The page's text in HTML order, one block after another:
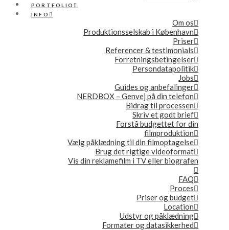
PORTFOLIO
INFO
Om os
Produktionsselskab i København
Priser
Referencer & testimonials
Forretningsbetingelser
Persondatapolitik
Jobs
Guides og anbefalinger
NERDBOX – Genvej på din telefon
Bidrag til processen
Skriv et godt brief
Forstå budgettet for din
filmproduktion
Vælg påklædning til din filmoptagelse
Brug det rigtige videoformat
Vis din reklamefilm i TV eller biografen
FAQ
Proces
Priser og budget
Location
Udstyr og påklædning
Formater og datasikkerhed